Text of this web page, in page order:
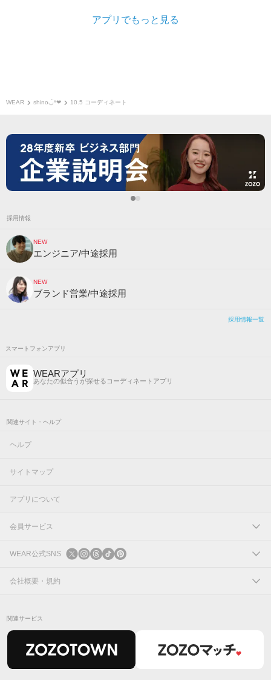
アプリでもっと見る
WEAR shino◡̈*❤︎ 10.5 コーディネート
採用情報
NEW
エンジニア/中途採用
NEW
ブランド営業/中途採用
採用情報一覧
スマートフォンアプリ
WEARアプリ
あなたの似合うが探せるコーディネートアプリ
関連サイト・ヘルプ
ヘルプ
サイトマップ
アプリについて
会員サービス
ログイン
新規会員登録
WEAR公式SNS
X
会社概要・規約
関連サービス